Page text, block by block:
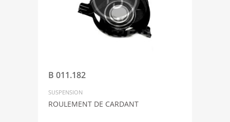
B 011.182
SUSPENSION
ROULEMENT DE CARDANT